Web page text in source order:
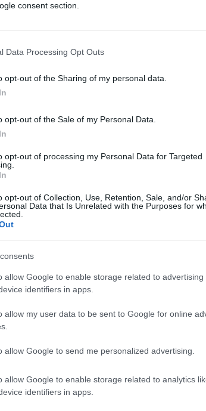
consent section.
Data Processing Opt Outs
opt-out of the Sharing of my personal data.
opt-out of the Sale of my Personal Data.
opt-out of processing my Personal Data for Targeted
opt-out of Collection, Use, Retention, Sale, and/or
Data that Is Unrelated with the Purposes for
allow Google to enable storage related to advertising
identifiers in apps.
allow my user data to be sent to Google for online
allow Google to send me personalized advertising.
allow Google to enable storage related to analytics
identifiers in apps.
Crucianiha affrontato con il suo solito
Romano Prodi
Tottiche rifiuta il tapiro di
riservato a Prodi: “Ma certo ragazzi,
dipaternalismo. Un uomo di 85
Siete incredibili, avete la faccia
: “Sono giorni che questa
dovete chiedere scusa a lei, a
del Partito Democratico e
con cui avrebbero trattato il
è che se fosse stato una persona di
in particolare, alla clamorosa